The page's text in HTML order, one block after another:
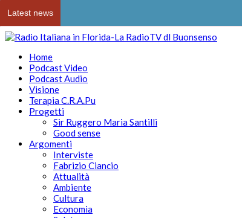
Latest news
Home
Podcast Video
Podcast Audio
Visione
Terapia C.R.A.Pu
Progetti
Sir Ruggero Maria Santilli
Good sense
Argomenti
Interviste
Fabrizio Ciancio
Attualità
Ambiente
Cultura
Economia